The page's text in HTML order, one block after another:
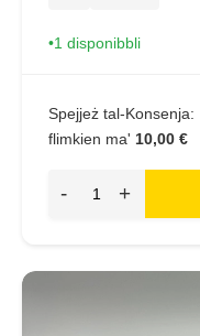
1 disponibbli
Spejjeż tal-Konsenja:
flimkien ma' 10,00 €
- +